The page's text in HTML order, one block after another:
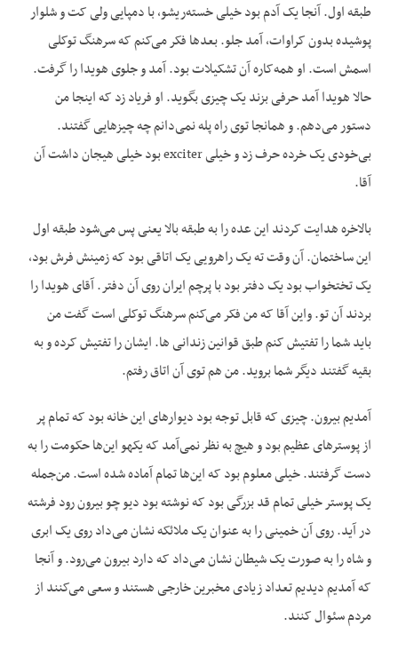
طبقه اول. آنجا یک آدم بود خیلی خسته‌ریشو، با دمپایی ولی کت و شلوار
پوشیده بدون کراوات، آمد جلو. بعدها فکر می‌کنم که سرهنگ توکلی
اسمش است. او همه‌کاره آن تشکیلات بود. آمد و جلوی هویدا را گرفت.
حالا هویدا آمد حرفی بزند یک چیزی بگوید. او فریاد زد که اینجا من
دستور می‌دهم. و همانجا توی راه پله نمی‌دانم چه چیزهایی گفتند.
بی‌خودی یک خرده حرف زد و خیلی exciter بود خیلی هیجان داشت آن
آقا.
بالاخره هدایت کردند این عده را به طبقه بالا یعنی پس می‌شود طبقه اول
این ساختمان. آن وقت ته یک راهرویی یک اتاقی بود که زمینش فرش بود،
یک تختخواب بود یک دفتر بود با پرچم ایران روی آن دفتر. آقای هویدا را
بردند آن تو. واین آقا که من فکر می‌کنم سرهنگ توکلی است گفت من
باید شما را تفتیش کنم طبق قوانین زندانی ها. ایشان را تفتیش کرده و به
بقیه گفتند دیگر شما بروید. من هم توی آن اتاق رفتم.
آمدیم بیرون. چیزی که قابل توجه بود دیوارهای این خانه بود که تمام پر
از پوسترهای عظیم بود و هیچ به نظر نمی‌آمد که یکهو این‌ها حکومت را به
دست گرفتند. خیلی معلوم بود که این‌ها تمام آماده شده است. من‌جمله
یک پوستر خیلی تمام قد بزرگی بود که نوشته بود دیو چو بیرون رود فرشته
در آید. روی آن خمینی را به عنوان یک ملائکه نشان می‌داد روی یک ابری
و شاه را به صورت یک شیطان نشان می‌داد که دارد بیرون می‌رود. و آنجا
که آمدیم دیدیم تعداد زیادی مخبرین خارجی هستند و سعی می‌کنند از
مردم سئوال کنند.